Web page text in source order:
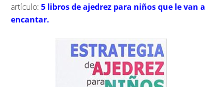
artículo:5 libros de ajedrez para niños que le van a
encantar.